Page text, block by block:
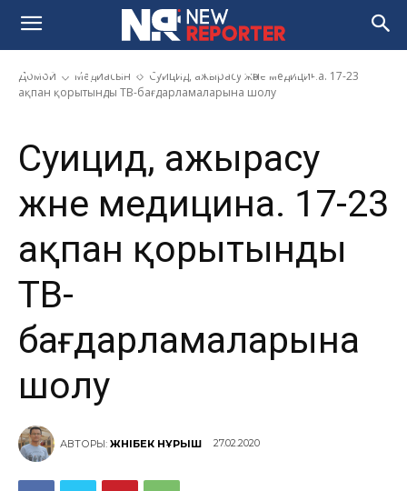
Домой Медиасын
Суицид, ажырасу және медицина. 17-23
ақпан қорытынды ТВ-бағдарламаларына шолу
медицина. 17-23 ақпан
қорытынды ТВ-
бағдарламаларына шолу
Суицид, ажырасу
және медицина. 17-23
ақпан қорытынды
ТВ-
бағдарламаларына
шолу
АВТОРЫ: ЖӘНІБЕК НҰРЫШ 27.02.2020